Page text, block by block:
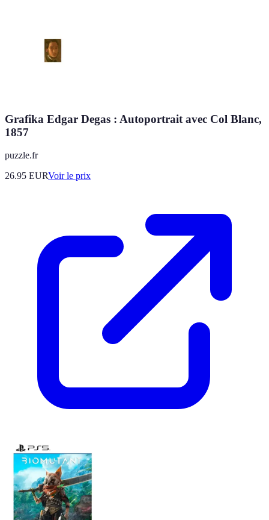
Grafika Edgar Degas : Autoportrait avec Col Blanc,
1857
puzzle.fr
26.95 EURVoir le prix